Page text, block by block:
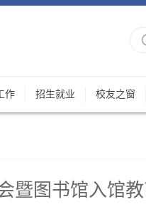
作 招生就业 校友之窗
暨图书馆入馆